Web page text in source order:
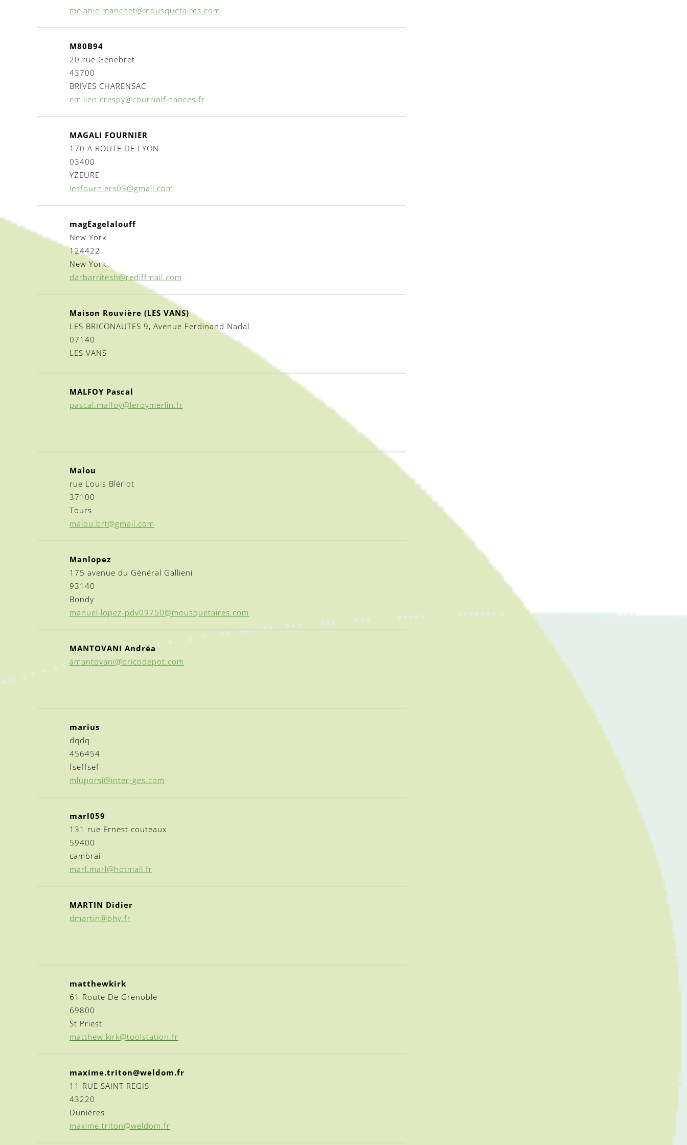
melanie.manchet@mousquetaires.com
M80B94
20 rue Genebret
43700
BRIVES CHARENSAC
emilien.crespy@courriolfinances.fr
MAGALI FOURNIER
170 A ROUTE DE LYON
03400
YZEURE
lesfourniers03@gmail.com
magEagelalouff
New York
124422
New York
darbarritesh@rediffmail.com
Maison Rouvière (LES VANS)
LES BRICONAUTES 9, Avenue Ferdinand Nadal
07140
LES VANS
MALFOY Pascal
pascal.malfoy@leroymerlin.fr
Malou
rue Louis Blériot
37100
Tours
malou.brt@gmail.com
Manlopez
175 avenue du Général Gallieni
93140
Bondy
manuel.lopez-pdv09750@mousquetaires.com
MANTOVANI Andréa
amantovani@bricodepot.com
marius
dqdq
456454
fseffsef
mluporsi@inter-ges.com
marl059
131 rue Ernest couteaux
59400
cambrai
marl.marl@hotmail.fr
MARTIN Didier
dmartin@bhv.fr
matthewkirk
61 Route De Grenoble
69800
St Priest
matthew.kirk@toolstation.fr
maxime.triton@weldom.fr
11 RUE SAINT REGIS
43220
Dunières
maxime.triton@weldom.fr